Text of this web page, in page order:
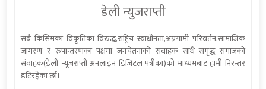
डेली न्युजराप्ती
सबै किसिमका विकृतिका विरुद्ध,राष्ट्रिय स्वाधीनता,अग्रगामी परिवर्तन,सामाजिक
जागरण र रुपान्तरणका पक्षमा जनचेतनाको संवाहक साथै समृद्ध समाजको
संवाहक(डेली न्यूजराप्ती अनलाइन डिजिटल पत्रीका)को माध्यमबाट हामी निरन्तर
डटिरहेका छौं।